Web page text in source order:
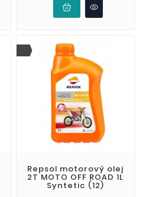
Repsol motorový olej
2T MOTO OFF ROAD 1L
Syntetic (12)